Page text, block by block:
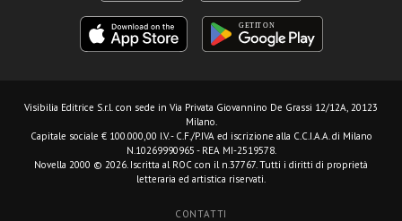
Visibilia Editrice S.r.l. con sede in Via Privata Giovannino De Grassi 12/12A, 20123
Milano.
Capitale sociale € 100.000,00 I.V. - C.F./P.IVA ed iscrizione alla C.C.I.A.A. di Milano
N.10269990965 - REA MI-2519578.
Novella 2000 © 2026. Iscritta al ROC con il n.37767. Tutti i diritti di proprietà
letteraria ed artistica riservati.
CONTATTI